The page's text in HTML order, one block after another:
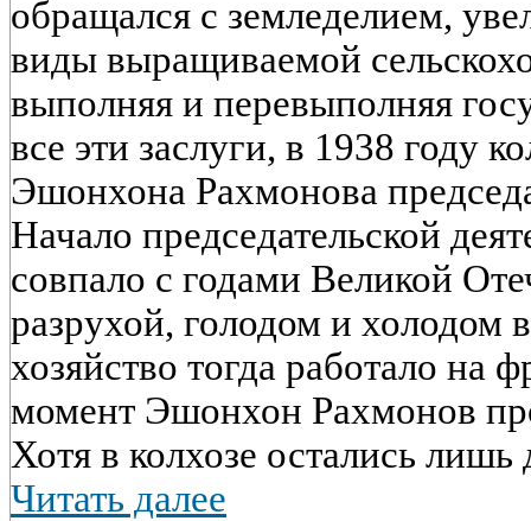
обращался с земледелием,
виды выращиваемой
выполняя и перевыполняя
все эти заслуги, в 1938 году
Эшонхона Рахмонова
Начало председательской
совпало с годами Великой
разрухой, голодом и холодом
хозяйство тогда работало на
момент Эшонхон Рахмонов
Хотя в колхозе остались
Читать далее